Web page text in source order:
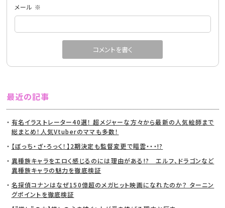
メール ※
最近の記事
有名イラストレーター40選！ 超メジャーな方々から最新の人気絵師まで
総まとめ！人気Vtuberのママも多数！
【ぼっち・ざ・ろっく！】2期決定も監督変更で暗雲・・・!?
異種族キャラをエロく感じるのには理由がある!? エルフ、ドラゴンなど
異種族キャラの魅力を徹底検証
名探偵コナンはなぜ150億超のメガヒット映画になれたのか？ ターニン
グポイントを徹底検証